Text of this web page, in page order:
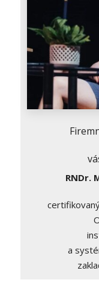
RNDr.
a